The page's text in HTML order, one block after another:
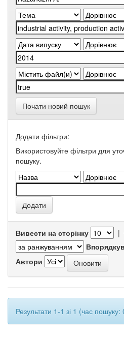
Почати новий пошук
Додати фільтри:
Використовуйте фільтри для
пошуку.
Вивести на сторінку |
Автори
Результати 1-1 зі 1 (час